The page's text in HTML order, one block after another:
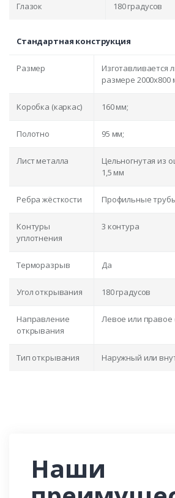
Глазок 180 градусов
Стандартная конструкция
Размер
Изготавливается
размере 2000x800
Коробка (каркас) 160 мм;
Полотно 95 мм;
Лист металла
Цельногнутая из
1,5 мм
Ребра жёсткости Профильные
Контуры
уплотнения
3 контура
Терморазрыв Да
Угол открывания 180 градусов
Направление
открывания
Левое или правое
Тип открывания Наружный или
Наши